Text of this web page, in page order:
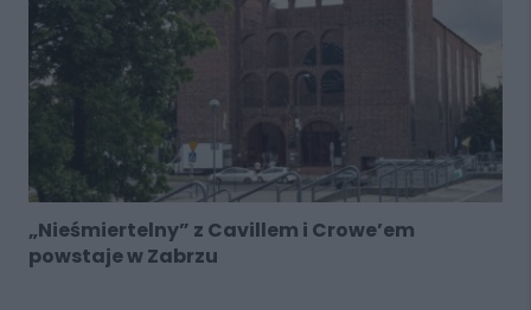
„Nieśmiertelny” z Cavillem i Crowe’em
powstaje w Zabrzu